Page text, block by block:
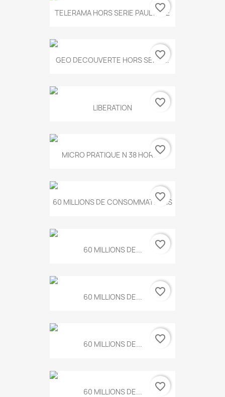
TELERAMA HORS SERIE PAUL KLEE
favorite_border
GEO DECOUVERTE HORS SERIE...
favorite_border
LIBERATION favorite_border
MICRO PRATIQUE N 38 HORS...
favorite_border
60 MILLIONS DE CONSOMMATEURS
favorite_border
60 MILLIONS DE... favorite_border
60 MILLIONS DE... favorite_border
60 MILLIONS DE... favorite_border
60 MILLIONS DE... favorite_border